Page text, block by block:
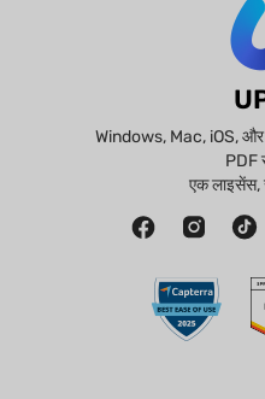
Windows, Mac, iOS,
PDF
एक लाइसेंस,